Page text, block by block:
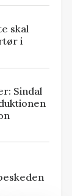
skal
i
Sindal